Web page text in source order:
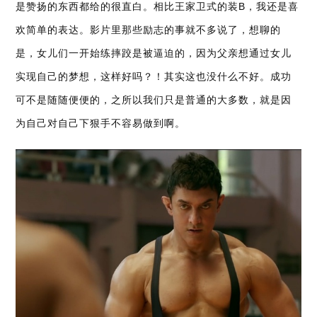
是赞扬的东西都给的很直白。相比王家卫式的装B，我还是喜
欢简单的表达。影片里那些励志的事就不多说了，想聊的
是，女儿们一开始练摔跤是被逼迫的，因为父亲想通过女儿
实现自己的梦想，这样好吗？！其实这也没什么不好。成功
可不是随随便便的，之所以我们只是普通的大多数，就是因
为自己对自己下狠手不容易做到啊。